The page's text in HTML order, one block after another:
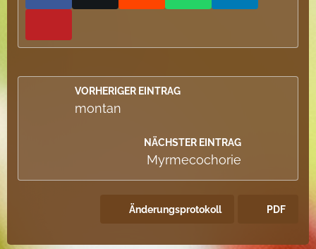
VORHERIGER EINTRAG
montan
NÄCHSTER EINTRAG
Myrmecochorie
Änderungsprotokoll PDF